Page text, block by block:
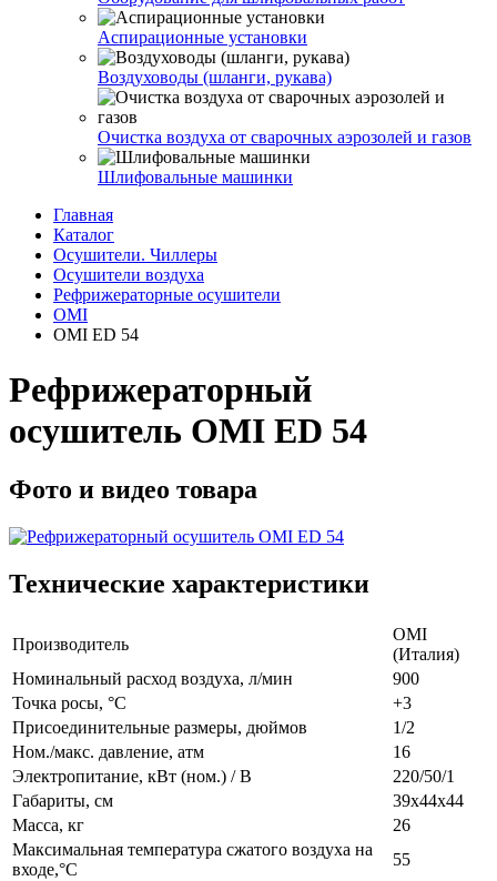
Аспирационные установки
Воздуховоды (шланги, рукава)
Очистка воздуха от сварочных аэрозолей и газов
Шлифовальные машинки
Главная
Каталог
Осушители. Чиллеры
Осушители воздуха
Рефрижераторные осушители
OMI
OMI ED 54
Рефрижераторный
осушитель OMI ED 54
Фото и видео товара
Технические характеристики
Производитель
OMI
(Италия)
Номинальный расход воздуха, л/мин
900
Точка росы, °C
+3
Присоединительные размеры, дюймов
1/2
Ном./макс. давление, атм
16
Электропитание, кВт (ном.) / В
220/50/1
Габариты, см
39x44x44
Масса, кг
26
Максимальная температура сжатого воздуха на
входе,°C
55